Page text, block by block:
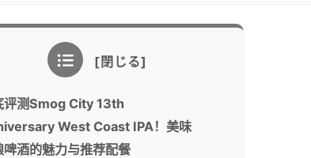
评测Smog City 13th
West Coast IPA！美味
啤酒的魅力与推荐配餐